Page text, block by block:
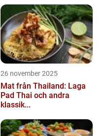
26 november 2025
Mat från Thailand: Laga
Pad Thai och andra
klassik...